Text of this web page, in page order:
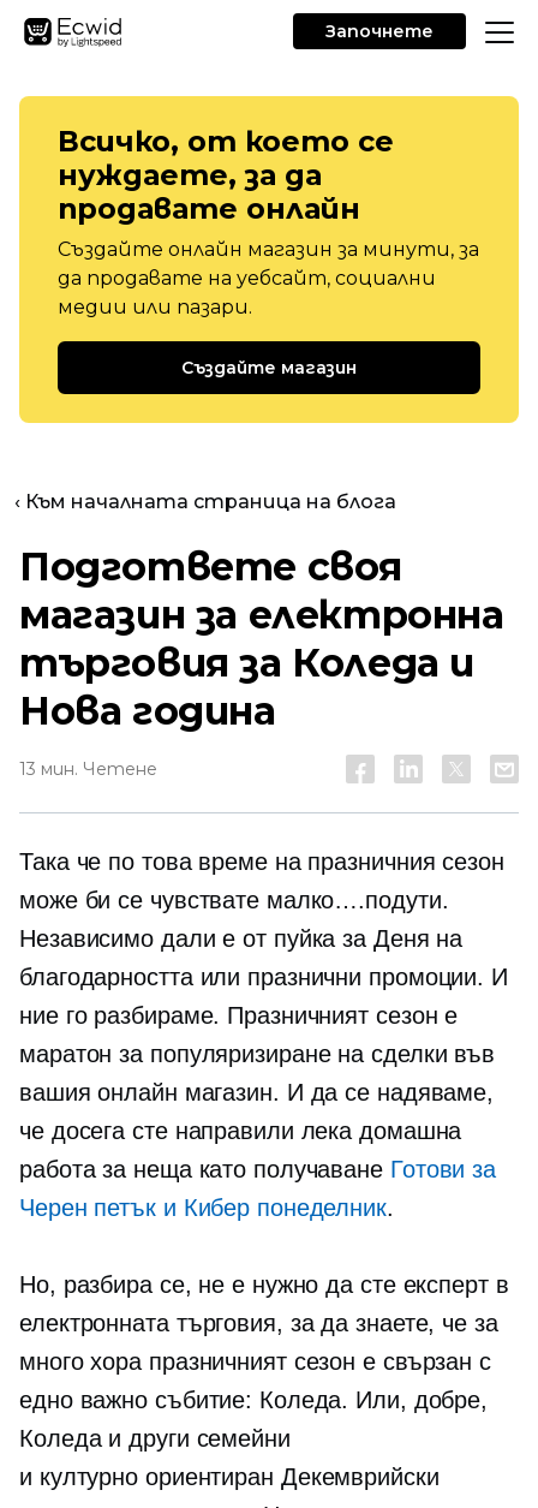
Започнете
Всичко, от което се
нуждаете, за да
продавате онлайн
Създайте онлайн магазин за минути, за
да продавате на уебсайт, социални
медии или пазари.
Създайте магазин
‹ Към началната страница на блога
Подгответе своя
магазин за електронна
търговия за Коледа и
Нова година
13 мин. Четене
Така че по това време на празничния сезон
може би се чувствате малко….подути.
Независимо дали е от пуйка за Деня на
благодарността или празнични промоции. И
ние го разбираме. Празничният сезон е
маратон за популяризиране на сделки във
вашия онлайн магазин. И да се надяваме,
че досега сте направили лека домашна
работа за неща като получаване Готови за
Черен петък и Кибер понеделник.
Но, разбира се, не е нужно да сте експерт в
електронната търговия, за да знаете, че за
много хора празничният сезон е свързан с
едно важно събитие: Коледа. Или, добре,
Коледа и други семейни
и културно ориентиран Декемврийски